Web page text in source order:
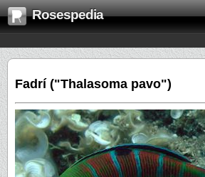
Rosespedia
Fadrí ("Thalasoma pavo")